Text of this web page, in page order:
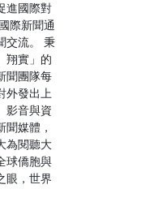
進國際對
際新聞通
交流。 秉
翔實」的
聞團隊每
外發出上
影音與資
媒體，
為閱聽大
球僑胞與
眼，世界